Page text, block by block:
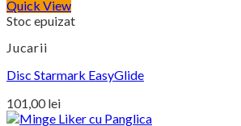
Quick View
Stoc epuizat
Jucarii
Disc Starmark EasyGlide
101,00lei